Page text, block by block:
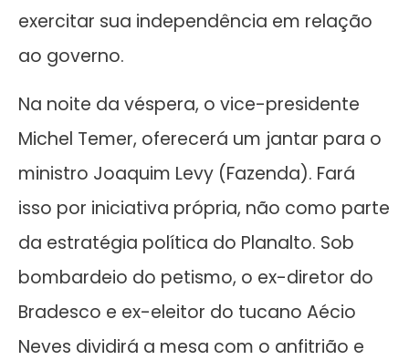
exercitar sua independência em relação
ao governo.
Na noite da véspera, o vice-presidente
Michel Temer, oferecerá um jantar para o
ministro Joaquim Levy (Fazenda). Fará
isso por iniciativa própria, não como parte
da estratégia política do Planalto. Sob
bombardeio do petismo, o ex-diretor do
Bradesco e ex-eleitor do tucano Aécio
Neves dividirá a mesa com o anfitrião e